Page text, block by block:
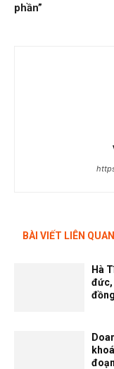
phần”
BÀI VIẾT LIÊN QUAN
Hà
đức,